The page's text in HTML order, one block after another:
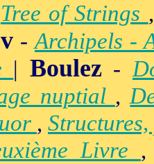
Tree of Strings
-Archipels -
| Boulez-
nuptial ,
,
Livre